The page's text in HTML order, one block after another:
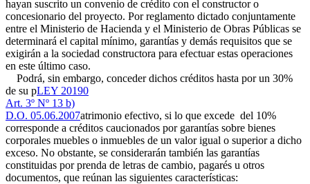
hayan suscrito un convenio de crédito con el constructor o
concesionario del proyecto. Por reglamento dictado conjuntamente
entre el Ministerio de Hacienda y el Ministerio de Obras Públicas se
determinará el capital mínimo, garantías y demás requisitos que se
exigirán a la sociedad constructora para efectuar estas operaciones
en este último caso.
Podrá, sin embargo, conceder dichos créditos hasta por un 30%
de su pLEY 20190
Art. 3º Nº 13 b)
D.O. 05.06.2007atrimonio efectivo, si lo que excede del 10%
corresponde a créditos caucionados por garantías sobre bienes
corporales muebles o inmuebles de un valor igual o superior a dicho
exceso. No obstante, se considerarán también las garantías
constituidas por prenda de letras de cambio, pagarés u otros
documentos, que reúnan las siguientes características: